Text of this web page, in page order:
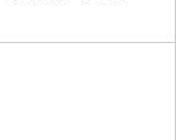
ト形状で、
ルカップ仕様
ルはクッシ